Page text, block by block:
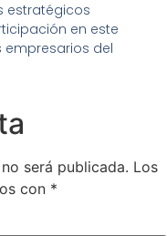
estratégicos
en este
empresarios del
será publicada. Los
con *